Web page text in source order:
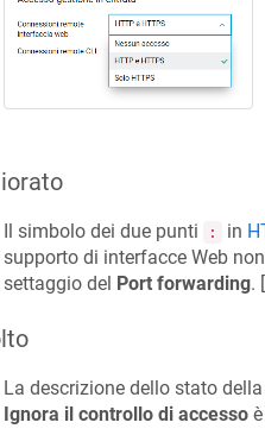
Il simbolo dei due punti : in
supporto di interfacce Web
settaggio del Port forwarding. [
La descrizione dello stato
Ignora il controllo di accessoè